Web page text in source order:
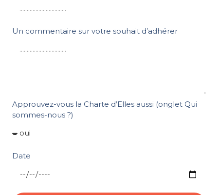
Un commentaire sur votre souhait d’adhérer
Approuvez-vous la Charte d’Elles aussi (onglet Qui
sommes-nous ?)
Date